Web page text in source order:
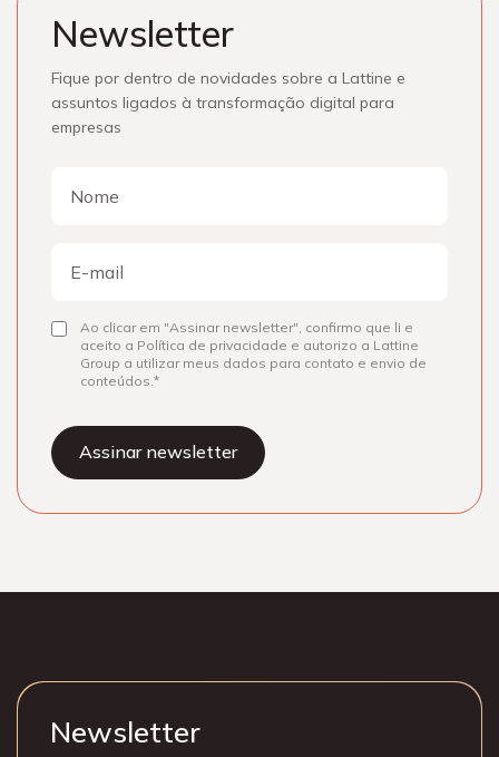
Newsletter
Fique por dentro de novidades sobre a Lattine e
assuntos ligados à transformação digital para
empresas
mail
ConsentirAo clicar em "Assinar newsletter", confirmo que li e
aceito a Política de privacidade e autorizo a Lattine
Group a utilizar meus dados para contato e envio de
conteúdos.
Newsletter